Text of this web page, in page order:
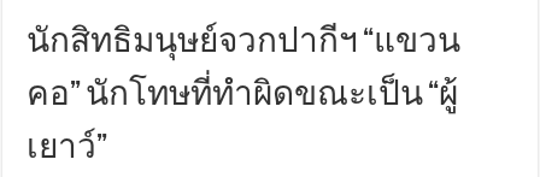
นักสิทธิมนุษย์จวกปากีฯ “แขวน
คอ” นักโทษที่ทำผิดขณะเป็น “ผู้
เยาว์”